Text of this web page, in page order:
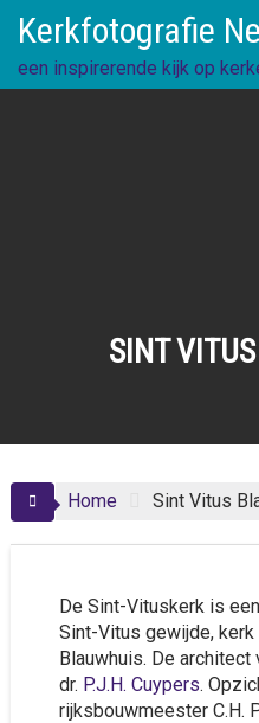
content
Kerkfotografie
een inspirerende kijk op
SINT
Home Sint Vitus
De Sint-Vituskerk is
Sint-Vitus gewijde,
Blauwhuis. De
dr. P.J.H. Cuypers.
rijksbouwmeester C.H.